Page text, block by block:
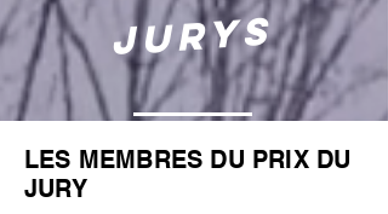
JURYS
LES MEMBRES DU PRIX DU
JURY